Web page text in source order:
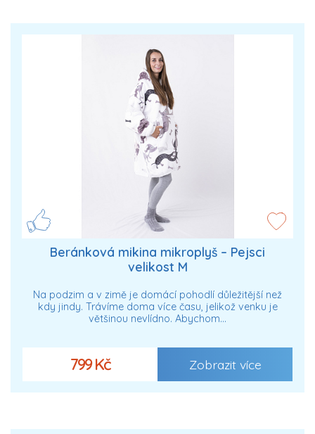
Beránková mikina mikroplyš – Pejsci
velikost M
Na podzim a v zimě je domácí pohodlí důležitější než
kdy jindy. Trávíme doma více času, jelikož venku je
většinou nevlídno. Abychom…
799 Kč Zobrazit více